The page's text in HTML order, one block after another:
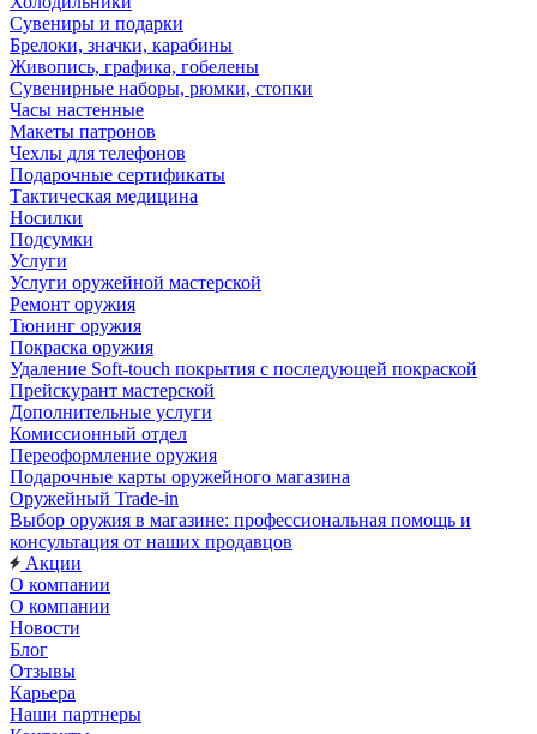
Сувениры и подарки
Брелоки, значки, карабины
Живопись, графика, гобелены
Сувенирные наборы, рюмки, стопки
Часы настенные
Макеты патронов
Чехлы для телефонов
Подарочные сертификаты
Тактическая медицина
Носилки
Подсумки
Услуги
Услуги оружейной мастерской
Ремонт оружия
Тюнинг оружия
Покраска оружия
Удаление Soft-touch покрытия с последующей покраской
Прейскурант мастерской
Дополнительные услуги
Комиссионный отдел
Переоформление оружия
Подарочные карты оружейного магазина
Оружейный Trade-in
Выбор оружия в магазине: профессиональная помощь и
консультация от наших продавцов
Акции
О компании
О компании
Новости
Блог
Отзывы
Карьера
Наши партнеры